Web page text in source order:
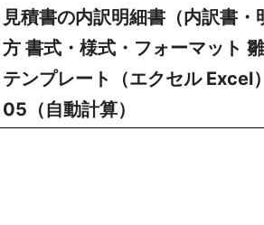
見積書の内訳明細書（内訳書・
方 書式・様式・フォーマット 雛
テンプレート（エクセル Excel
05（自動計算）